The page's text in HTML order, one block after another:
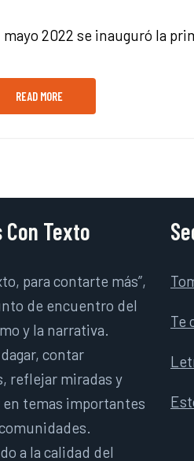
mayo 2022 se inauguró la
READ MORE
Con Texto
para contarte más”,
de encuentro del
y la narrativa.
contar
reflejar miradas y
temas importantes
a la calidad del
Te